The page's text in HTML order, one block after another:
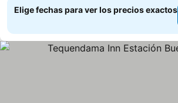
Elige fechas para ver los precios exactos